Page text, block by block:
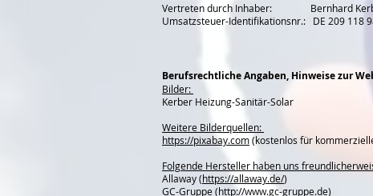
Vertreten durch Inhaber: Bernhard
Umsatzsteuer-Identifikationsnr.: DE 209 118
Berufsrechtliche Angaben, Hinweise zur
Bilder:
Kerber Heizung-Sanitär-Solar
Weitere Bilderquellen:
https://pixabay.com(kostenlos für
Folgende Hersteller haben uns
Allaway (https://allaway.de/)
GC-Gruppe (http://www.gc-gruppe.de)